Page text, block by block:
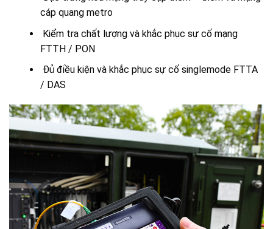
cáp quang metro
Kiểm tra chất lượng và khắc phục sự cố mạng
FTTH / PON
Đủ điều kiện và khắc phục sự cố singlemode FTTA
/ DAS